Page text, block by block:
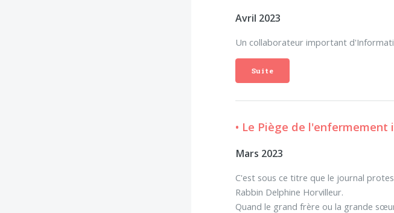
Avril 2023
Un collaborateur important
Suite
• Le Piège de
Mars 2023
C'est sous ce titre que le journal
Rabbin Delphine Horvilleur.
Quand le grand frère ou la grande